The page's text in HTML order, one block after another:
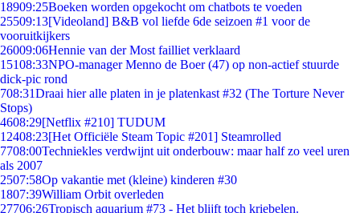
18909:25Boeken worden opgekocht om chatbots te voeden
25509:13[Videoland] B&B vol liefde 6de seizoen #1 voor de
vooruitkijkers
26009:06Hennie van der Most failliet verklaard
15108:33NPO-manager Menno de Boer (47) op non-actief stuurde
dick-pic rond
708:31Draai hier alle platen in je platenkast #32 (The Torture Never
Stops)
4608:29[Netflix #210] TUDUM
12408:23[Het Officiële Steam Topic #201] Steamrolled
7708:00Techniekles verdwijnt uit onderbouw: maar half zo veel uren
als 2007
2507:58Op vakantie met (kleine) kinderen #30
1807:39William Orbit overleden
27706:26Tropisch aquarium #73 - Het blijft toch kriebelen.